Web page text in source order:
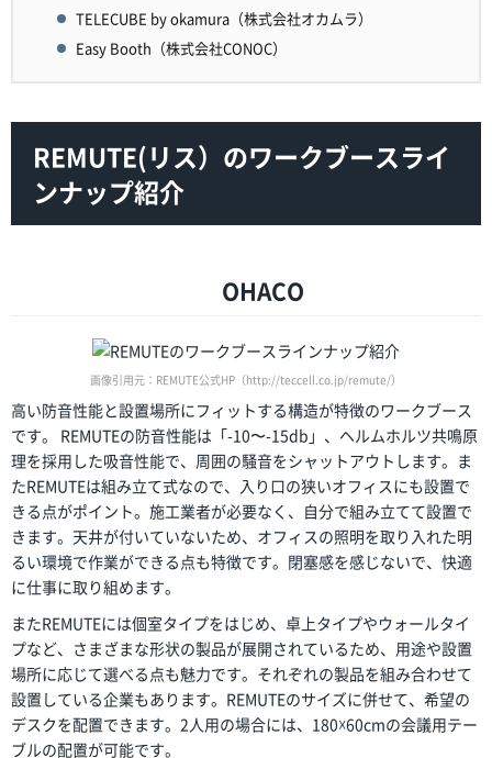
TELECUBE by okamura（株式会社オカムラ）
Easy Booth（株式会社CONOC）
REMUTE(リス）のワークブースライ
ンナップ紹介
OHACO
画像引用元：REMUTE公式HP（http://teccell.co.jp/remute/）
高い防音性能と設置場所にフィットする構造が特徴のワークブース
です。 REMUTEの防音性能は「-10〜-15db」、ヘルムホルツ共鳴原
理を採用した吸音性能で、周囲の騒音をシャットアウトします。ま
たREMUTEは組み立て式なので、入り口の狭いオフィスにも設置で
きる点がポイント。施工業者が必要なく、自分で組み立てて設置で
きます。天井が付いていないため、オフィスの照明を取り入れた明
るい環境で作業ができる点も特徴です。閉塞感を感じないで、快適
に仕事に取り組めます。
またREMUTEには個室タイプをはじめ、卓上タイプやウォールタイ
プなど、さまざまな形状の製品が展開されているため、用途や設置
場所に応じて選べる点も魅力です。それぞれの製品を組み合わせて
設置している企業もあります。REMUTEのサイズに併せて、希望の
デスクを配置できます。2人用の場合には、180☓60cmの会議用テー
ブルの配置が可能です。